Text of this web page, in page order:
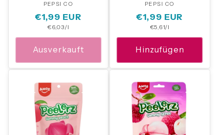
Anbieter:
PEPSI CO
Normaler
Preis
€1,99 EUR
Grundpreis
€6,03/l
Ausverkauft
Anbieter:
PEPSI CO
Normaler
Preis
€1,99 EUR
Grundpreis
€5,61/l
Hinzufügen